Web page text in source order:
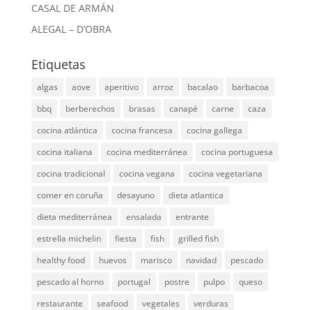
CASAL DE ARMÁN
ALEGAL – D’OBRA
Etiquetas
algas aove aperitivo arroz bacalao
barbacoa
bbq
berberechos brasas canapé carne
caza
cocina atlántica
cocina francesa
cocina gallega
cocina italiana
cocina mediterránea
cocina portuguesa
cocina tradicional
cocina vegana
cocina vegetariana
comer en coruña
desayuno
dieta atlantica
dieta mediterránea
ensalada
entrante
estrella michelin
fiesta fish
grilled fish
healthy food
huevos marisco navidad
pescado
pescado al horno
portugal postre pulpo
queso
restaurante
seafood vegetales verduras